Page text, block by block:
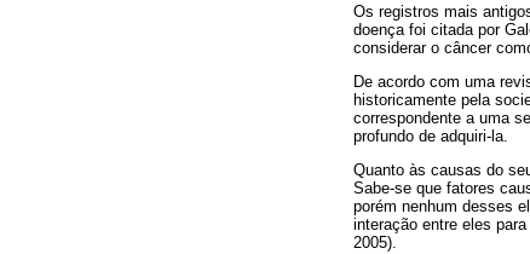
Os registros mais
doença foi citada por
considerar o câncer
De acordo com uma
historicamente pela
correspondente a uma
profundo de adquiri-la.
Quanto às causas do
Sabe-se que fatores
porém nenhum desses
interação entre eles
2005).